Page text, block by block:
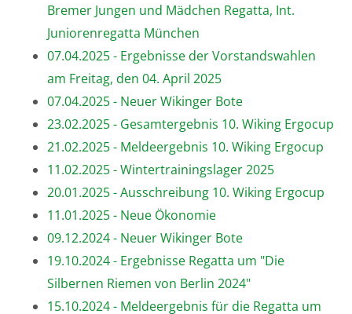
Bremer Jungen und Mädchen Regatta, Int.
Juniorenregatta München
07.04.2025 - Ergebnisse der Vorstandswahlen
am Freitag, den 04. April 2025
07.04.2025 - Neuer Wikinger Bote
23.02.2025 - Gesamtergebnis 10. Wiking Ergocup
21.02.2025 - Meldeergebnis 10. Wiking Ergocup
11.02.2025 - Wintertrainingslager 2025
20.01.2025 - Ausschreibung 10. Wiking Ergocup
11.01.2025 - Neue Ökonomie
09.12.2024 - Neuer Wikinger Bote
19.10.2024 - Ergebnisse Regatta um "Die
Silbernen Riemen von Berlin 2024"
15.10.2024 - Meldeergebnis für die Regatta um